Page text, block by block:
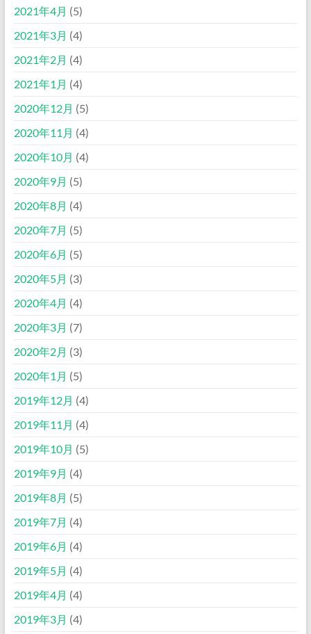
2021年4月 (5)
2021年3月 (4)
2021年2月 (4)
2021年1月 (4)
2020年12月 (5)
2020年11月 (4)
2020年10月 (4)
2020年9月 (5)
2020年8月 (4)
2020年7月 (5)
2020年6月 (5)
2020年5月 (3)
2020年4月 (4)
2020年3月 (7)
2020年2月 (3)
2020年1月 (5)
2019年12月 (4)
2019年11月 (4)
2019年10月 (5)
2019年9月 (4)
2019年8月 (5)
2019年7月 (4)
2019年6月 (4)
2019年5月 (4)
2019年4月 (4)
2019年3月 (4)